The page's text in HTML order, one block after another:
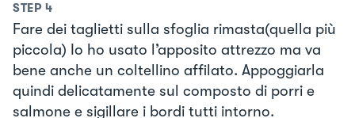
STEP 4
Fare dei taglietti sulla sfoglia rimasta(quella più
piccola) Io ho usato l’apposito attrezzo ma va
bene anche un coltellino affilato. Appoggiarla
quindi delicatamente sul composto di porri e
salmone e sigillare i bordi tutti intorno.